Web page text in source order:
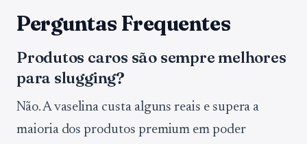
Perguntas Frequentes
Produtos caros são sempre melhores
para slugging?
Não. A vaselina custa alguns reais e supera a
maioria dos produtos premium em poder